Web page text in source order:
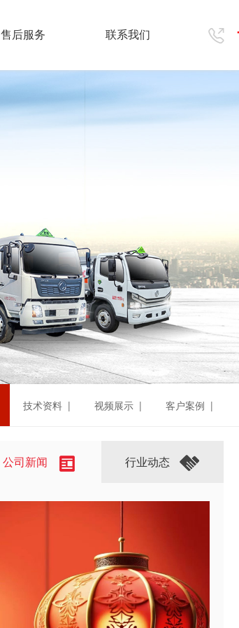
售后服务 联系我们
技术资料 | 视频展示 | 客户案例 |
公司新闻 行业动态